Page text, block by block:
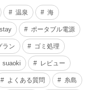
温泉 海
ポータブル電源
ラン ゴミ処理
suaoki レビュー
よくある質問 糸島